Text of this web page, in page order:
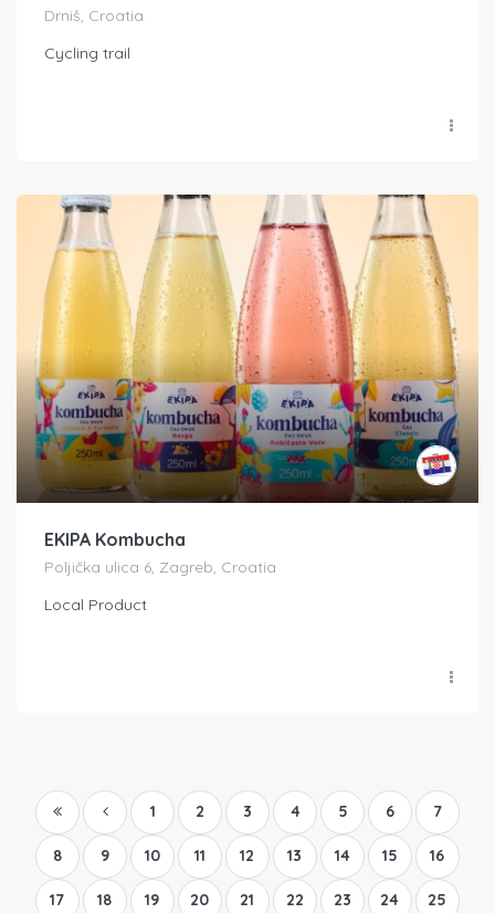
Drniš, Croatia
Cycling trail
EKIPA Kombucha
Poljička ulica 6, Zagreb, Croatia
Local Product
1 2 3 4 5 6 7
8 9 10 11 12 13 14 15 16
17 18 19 20 21 22 23 24 25